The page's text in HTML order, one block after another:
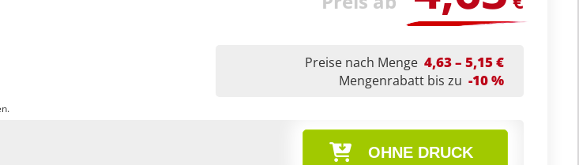
Preise nach Menge 4,63 – 5,15 €
Mengenrabatt bis zu -10 %
OHNE DRUCK